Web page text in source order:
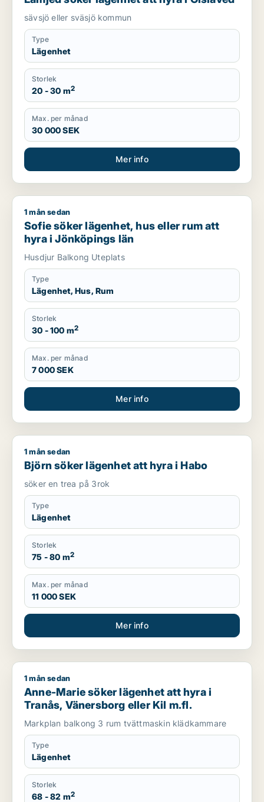
sävsjö eller sväsjö kommun
Type
Lägenhet
Storlek
20 - 30 m2
Max. per månad
30 000 SEK
Mer info
Sofie söker lägenhet, hus eller rum att hyra i Jönköpings län
1 mån sedan
Sofie söker lägenhet, hus eller rum att
hyra i Jönköpings län
Husdjur Balkong Uteplats
Type
Lägenhet, Hus, Rum
Storlek
30 - 100 m2
Max. per månad
7 000 SEK
Mer info
Björn söker lägenhet att hyra i Habo
1 mån sedan
Björn söker lägenhet att hyra i Habo
söker en trea på 3rok
Type
Lägenhet
Storlek
75 - 80 m2
Max. per månad
11 000 SEK
Mer info
Anne-Marie söker lägenhet att hyra i Tranås, Vänersborg
1 mån sedan
Anne-Marie söker lägenhet att hyra i
Tranås, Vänersborg eller Kil m.fl.
Markplan balkong 3 rum tvättmaskin klädkammare
Type
Lägenhet
Storlek
68 - 82 m2